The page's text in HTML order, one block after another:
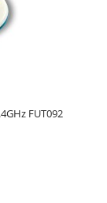
FUT092